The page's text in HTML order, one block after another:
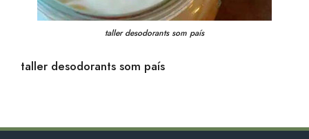
taller desodorants som país
taller desodorants som país